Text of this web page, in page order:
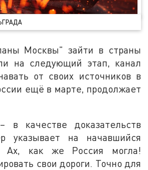
Москвы" зайти в страны
на следующий этап, канал
от своих источников в
ещё в марте, продолжает
в качестве доказательств
указывает на начавшийся
Ах, как же Россия могла!
свои дороги. Точно для